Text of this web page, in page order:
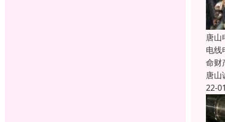
唐山
电线
命财
唐山
22-